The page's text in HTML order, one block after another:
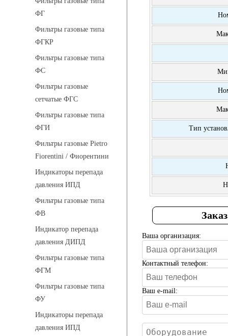
ФГ
Фильтры газовые типа
ФГКР
Фильтры газовые типа
ФС
Фильтры газовые
сетчатые ФГС
Фильтры газовые типа
ФГИ
Фильтры газовые Pietro
Fiorentini / Фиорентини
Индикаторы перепада
давления ИПД
Фильтры газовые типа
ФВ
Индикатор перепада
давления ДИПД
Фильтры газовые типа
ФГМ
Фильтры газовые типа
ФУ
Индикаторы перепада
давления ИПД
Тип
Ваша организация:
Контактный телефон:
Ваш e-mail: